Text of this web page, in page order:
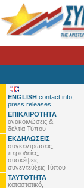
ENGLISH contact info,
press releases
ΕΠΙΚΑΙΡΟΤΗΤΑ
ανακοινώσεις &
δελτία Τύπου
ΕΚΔΗΛΩΣΕΙΣ
συγκεντρώσεις,
περιοδείες,
συσκέψεις,
συνεντεύξεις Τύπου
ΤΑΥΤΟΤΗΤΑ
καταστατικό,